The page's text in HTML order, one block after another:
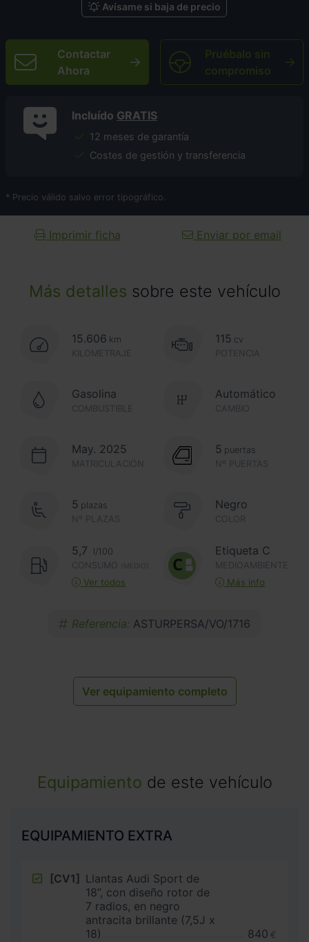
Más detalles sobre este vehículo
15.606 km
KILOMETRAJE
115 cv
POTENCIA
Gasolina
COMBUSTIBLE CAMBIO
Automático
May. 2025
MATRICULACIÓN Nº PUERTAS
5 puertas
Nº PLAZAS
5 plazas Negro
COLOR
5,7
l/100
CONSUMO
(MEDIO)
Ver todos
Etiqueta C
MEDIOAMBIENTE
Más info
Referencia: ASTURPERSA/VO/1716
Ver equipamiento completo
Avísame si baja de precio
Contactar
Ahora
Pruébalo sin
compromiso
Incluído GRATIS
12 meses de garantía
Costes de gestión y transferencia
* Precio válido salvo error tipográfico.
Imprimir ficha Enviar por email
Equipamiento de este vehículo
EQUIPAMIENTO EXTRA
[CV1] Llantas Audi Sport de
18”, con diseño rotor de
7 radios, en negro
antracita brillante (7,5J x
18)
840 €